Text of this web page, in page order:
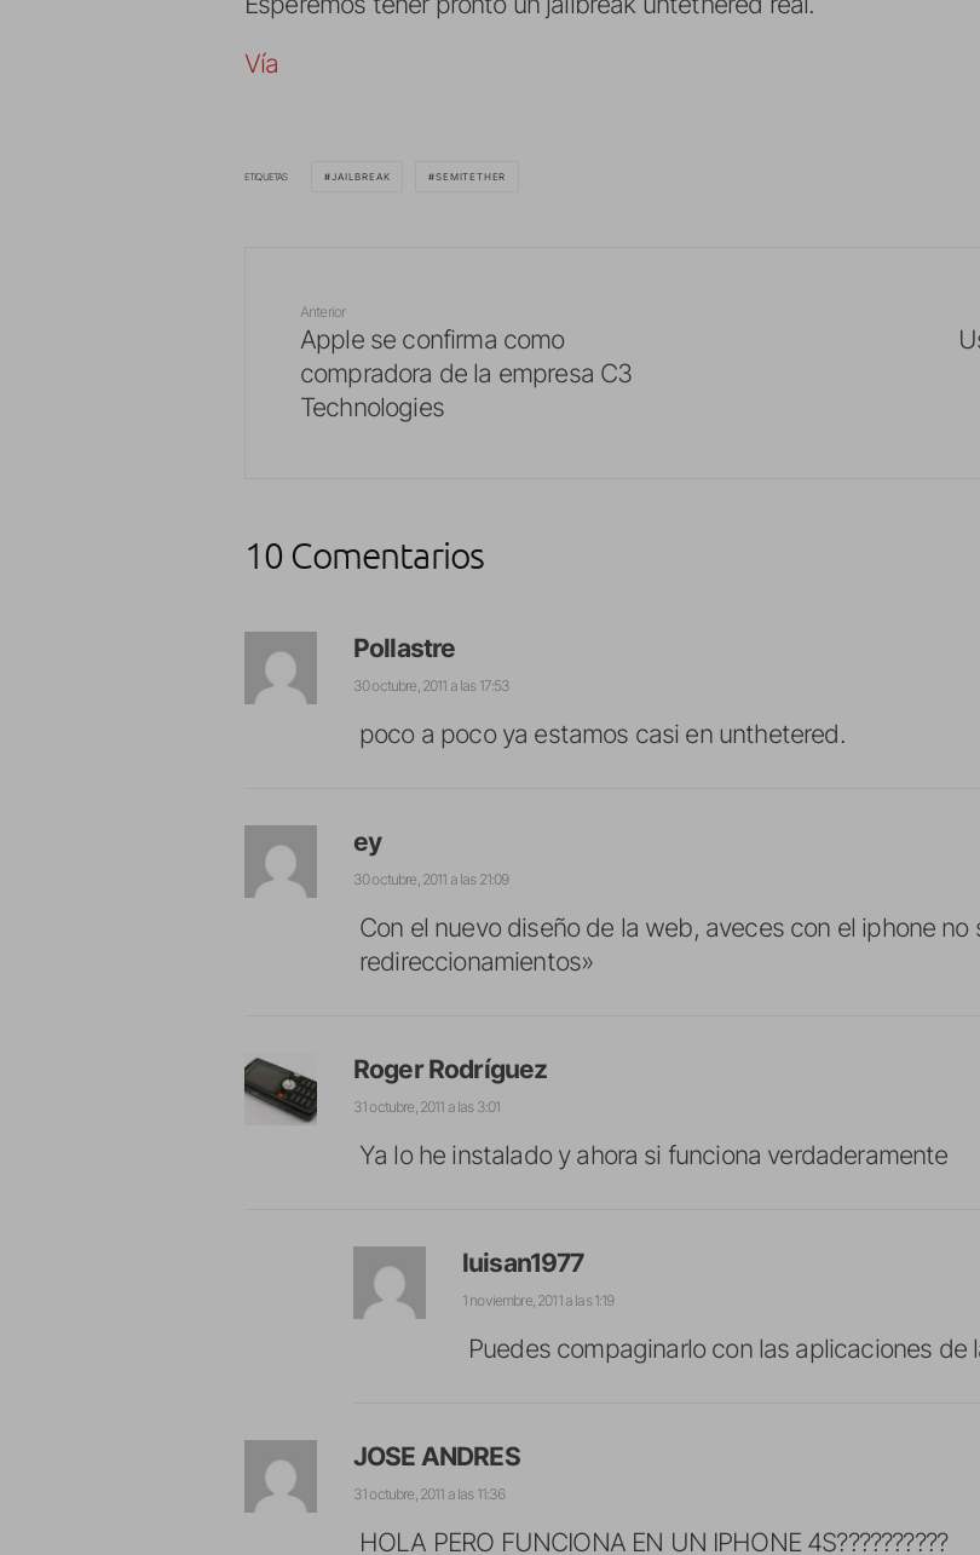
Vía
ETIQUETAS JAILBREAK SEMITETHER
Anterior
Apple se confirma como
compradora de la empresa C3
Technologies
10 Comentarios
Pollastre
30 octubre, 2011 a las 17:53
poco a poco ya estamos casi en unthetered.
ey
30 octubre, 2011 a las 21:09
Con el nuevo diseño de la web, aveces con el iphone
redireccionamientos»
Roger Rodríguez
31 octubre, 2011 a las 3:01
Ya lo he instalado y ahora si funciona verdaderamente
luisan1977
1 noviembre, 2011 a las 1:19
Puedes compaginarlo con las aplicaciones
JOSE ANDRES
31 octubre, 2011 a las 11:36
HOLA PERO FUNCIONA EN UN IPHONE 4S??????????